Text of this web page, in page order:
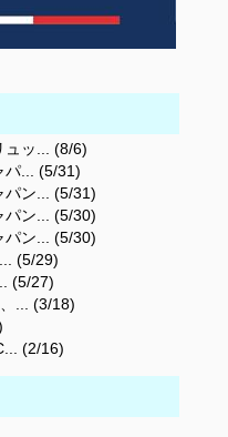
ュッ... (8/6)
パ... (5/31)
パン... (5/31)
パン... (5/30)
パン... (5/30)
(5/29)
(5/27)
... (3/18)
(2/16)